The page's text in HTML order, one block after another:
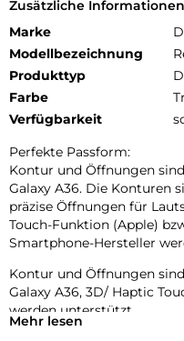
Zusätzliche Informationen
Marke
Modellbezeichnung
Produkttyp
Farbe
Verfügbarkeit
Perfekte Passform:
Kontur und Öffnungen
Galaxy A36. Die Konturen
präzise Öffnungen für
Touch-Funktion (Apple)
Smartphone-Hersteller
Kontur und Öffnungen
Galaxy A36, 3D/ Haptic
werden unterstützt.
Mehr lesen